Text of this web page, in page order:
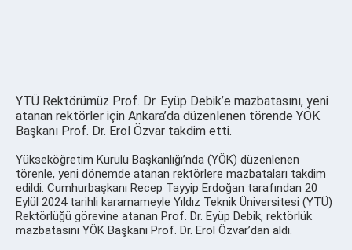
YTÜ Rektörümüz Prof. Dr. Eyüp Debik’e mazbatasını, yeni
atanan rektörler için Ankara’da düzenlenen törende YÖK
Başkanı Prof. Dr. Erol Özvar takdim etti.
Yükseköğretim Kurulu Başkanlığı’nda (YÖK) düzenlenen
törenle, yeni dönemde atanan rektörlere mazbataları takdim
edildi. Cumhurbaşkanı Recep Tayyip Erdoğan tarafından 20
Eylül 2024 tarihli kararnameyle Yıldız Teknik Üniversitesi (YTÜ)
Rektörlüğü görevine atanan Prof. Dr. Eyüp Debik, rektörlük
mazbatasını YÖK Başkanı Prof. Dr. Erol Özvar’dan aldı.